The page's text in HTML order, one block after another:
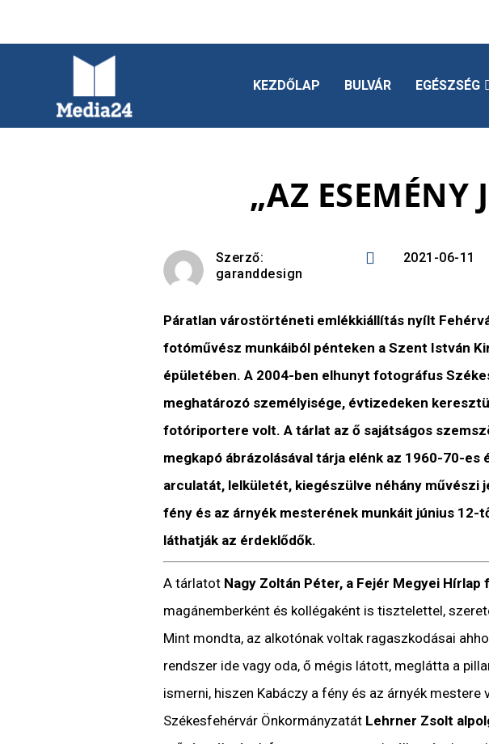
KEZDŐLAP BULVÁR EGÉSZSÉG
„AZ ESEMÉNY
Szerző:
garanddesign
 2021-06-11
Páratlan várostörténeti emlékkiállítás nyílt
fotóművész munkáiból pénteken a Szent István
épületében. A 2004-ben elhunyt fotográfus
meghatározó személyisége, évtizedeken
fotóriportere volt. A tárlat az ő sajátságos
megkapó ábrázolásával tárja elénk az 1960-70-es
arculatát, lelkületét, kiegészülve néhány művészi
fény és az árnyék mesterének munkáit június
láthatják az érdeklődők.
A tárlatot Nagy Zoltán Péter, a Fejér Megyei
magánemberként és kollégaként is tisztelettel,
Mint mondta, az alkotónak voltak ragaszkodásai
rendszer ide vagy oda, ő mégis látott, meglátta a
ismerni, hiszen Kabáczy a fény és az árnyék mestere
Székesfehérvár Önkormányzatát Lehrner Zsolt